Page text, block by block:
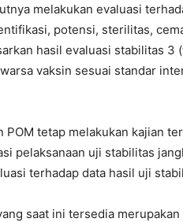
melakukan evaluasi
potensi, sterilitas,
hasil evaluasi stabilitas 3
vaksin sesuai standar
POM tetap melakukan kajian
pelaksanaan uji stabilitas
terhadap data hasil uji
saat ini tersedia